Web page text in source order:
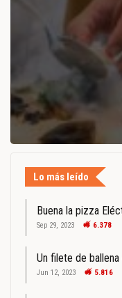
Lo más leído
Buena la pizza
Sep 29, 2023 6.378
Un filete de
Jun 12, 2023 5.816